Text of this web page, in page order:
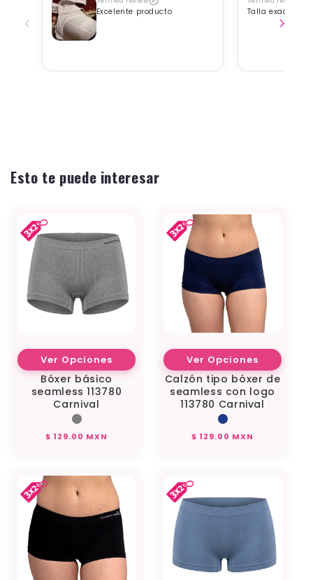
Excelente producto Talla exacta,
Esto te puede interesar
Bóxer básico
seamless 113780
Carnival
Precio
$ 129.00 MXN
Ver Opciones
Calzón tipo bóxer de
seamless con logo
113780 Carnival
Precio
$ 129.00 MXN
Ver Opciones